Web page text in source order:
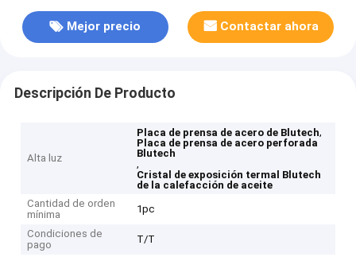
Mejor precio Contactar ahora
Descripción De Producto
Alta luz
Placa de prensa de acero de Blutech,
Placa de prensa de acero perforada
Blutech
,
Cristal de exposición termal Blutech
de la calefacción de aceite
Cantidad de orden
mínima
1pc
Condiciones de
pago
T/T